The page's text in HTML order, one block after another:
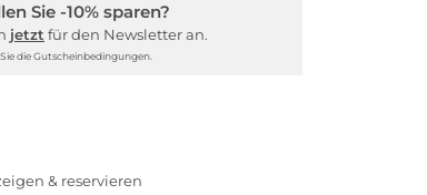
Sie -10% sparen?
jetzt für den Newsletter an.
die Gutscheinbedingungen.
& reservieren